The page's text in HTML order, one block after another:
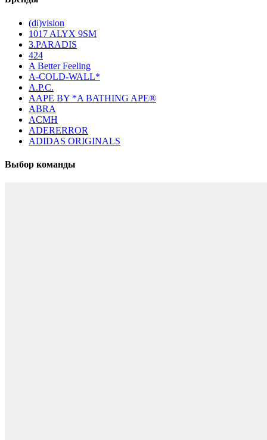
(di)vision
1017 ALYX 9SM
3.PARADIS
424
A Better Feeling
A-COLD-WALL*
A.P.C.
AAPE BY *A BATHING APE®
ABRA
ACMH
ADERERROR
ADIDAS ORIGINALS
Выбор команды